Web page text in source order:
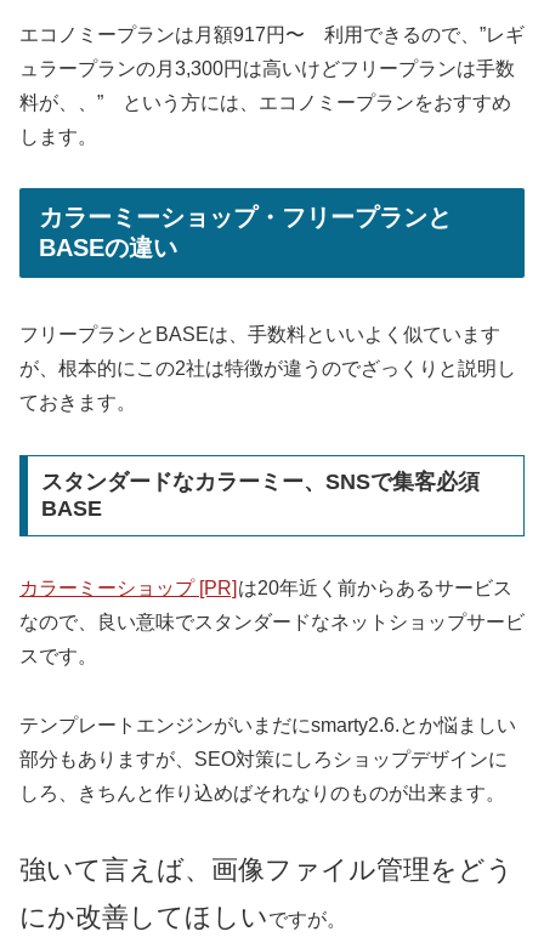
エコノミープランは月額917円〜 利用できるので、”レギ
ュラープランの月3,300円は高いけどフリープランは手数
料が、、” という方には、エコノミープランをおすすめ
します。
カラーミーショップ・フリープランと
BASEの違い
フリープランとBASEは、手数料といいよく似ています
が、根本的にこの2社は特徴が違うのでざっくりと説明し
ておきます。
スタンダードなカラーミー、SNSで集客必須
BASE
カラーミーショップ [PR] は20年近く前からあるサービス
なので、良い意味でスタンダードなネットショップサービ
スです。
テンプレートエンジンがいまだにsmarty2.6.とか悩ましい
部分もありますが、SEO対策にしろショップデザインに
しろ、きちんと作り込めばそれなりのものが出来ます。
強いて言えば、画像ファイル管理をどう
にか改善してほしいですが。